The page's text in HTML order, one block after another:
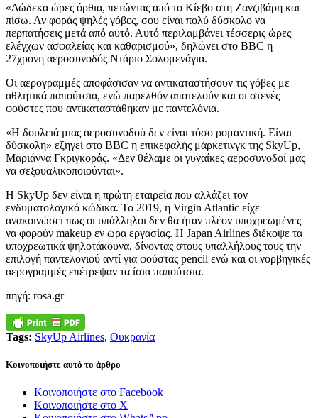
«Δώδεκα ώρες όρθια, πετώντας από το Κίεβο στη Ζανζιβάρη και
πίσω. Αν φοράς ψηλές γόβες, σου είναι πολύ δύσκολο να
περπατήσεις μετά από αυτό. Αυτό περιλαμβάνει τέσσερις ώρες
ελέγχων ασφαλείας και καθαρισμού», δηλώνει στο BBC η
27χρονη αεροσυνοδός Ντάριο Σολομενάγια.
Οι αερογραμμές αποφάσισαν να αντικαταστήσουν τις γόβες με
αθλητικά παπούτσια, ενώ παρελθόν αποτελούν και οι στενές
φούστες που αντικαταστάθηκαν με παντελόνια.
«Η δουλειά μιας αεροσυνοδού δεν είναι τόσο ρομαντική. Είναι
δύσκολη» εξηγεί στο BBC η επικεφαλής μάρκετινγκ της SkyUp,
Μαριάννα Γκριγκοράς. «Δεν θέλαμε οι γυναίκες αεροσυνοδοί μας
να σεξουαλικοποιούνται».
Η SkyUp δεν είναι η πρώτη εταιρεία που αλλάζει τον
ενδυματολογικό κώδικα. Το 2019, η Virgin Atlantic είχε
ανακοινώσει πως οι υπάλληλοι δεν θα ήταν πλέον υποχρεωμένες
να φορούν makeup εν ώρα εργασίας. Η Japan Airlines διέκοψε τα
υποχρεωτικά ψηλοτάκουνα, δίνοντας στους υπαλλήλους τους την
επιλογή παντελονιού αντί για φούστας pencil ενώ και οι νορβηγικές
αερογραμμές επέτρεψαν τα ίσια παπούτσια.
πηγή: rosa.gr
Tags: SkyUp Airlines, Ουκρανία
Κοινοποιήστε αυτό το άρθρο
Κοινοποιήστε στο Facebook
Κοινοποιήστε στο X